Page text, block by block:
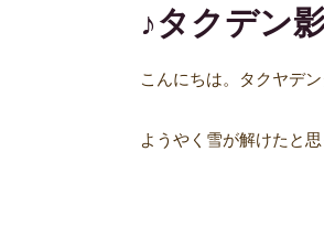
♪タクデン
こんにちは。タクヤデ
ようやく雪が解けたと